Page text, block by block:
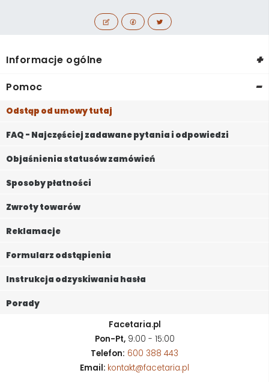
Informacje ogólne +
Pomoc -
Odstąp od umowy tutaj
FAQ - Najczęściej zadawane pytania i odpowiedzi
Objaśnienia statusów zamówień
Sposoby płatności
Zwroty towarów
Reklamacje
Formularz odstąpienia
Instrukcja odzyskiwania hasła
Porady
Facetaria.pl
Pon-Pt,9:00 - 15:00
Telefon: 600 388 443
Email: kontakt@facetaria.pl